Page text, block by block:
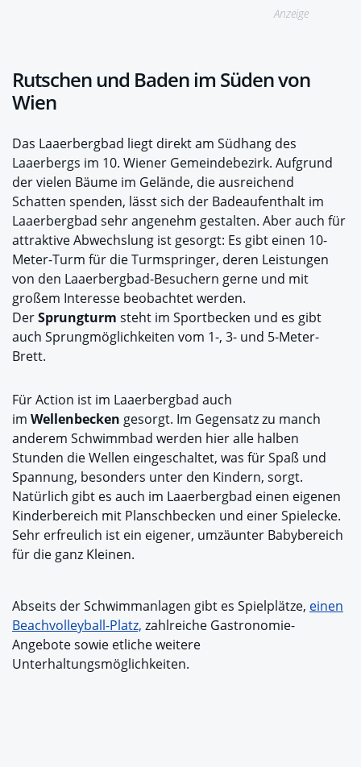
Anzeige
Rutschen und Baden im Süden von
Wien
Das Laaerbergbad liegt direkt am Südhang des
Laaerbergs im 10. Wiener Gemeindebezirk. Aufgrund
der vielen Bäume im Gelände, die ausreichend
Schatten spenden, lässt sich der Badeaufenthalt im
Laaerbergbad sehr angenehm gestalten. Aber auch für
attraktive Abwechslung ist gesorgt: Es gibt einen 10-
Meter-Turm für die Turmspringer, deren Leistungen
von den Laaerbergbad-Besuchern gerne und mit
großem Interesse beobachtet werden.
DerSprungturm steht im Sportbecken und es gibt
auch Sprungmöglichkeiten vom 1-, 3- und 5-Meter-
Brett.
Für Action ist im Laaerbergbad auch
im Wellenbecken gesorgt. Im Gegensatz zu manch
anderem Schwimmbad werden hier alle halben
Stunden die Wellen eingeschaltet, was für Spaß und
Spannung, besonders unter den Kindern, sorgt.
Natürlich gibt es auch im Laaerbergbad einen eigenen
Kinderbereich mit Planschbecken und einer Spielecke.
Sehr erfreulich ist ein eigener, umzäunter Babybereich
für die ganz Kleinen.
Abseits der Schwimmanlagen gibt es Spielplätze, einen
Beachvolleyball-Platz, zahlreiche Gastronomie-
Angebote sowie etliche weitere
Unterhaltungsmöglichkeiten.